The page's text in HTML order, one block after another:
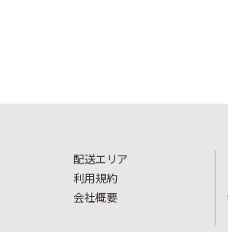
配送エリア
利用規約
会社概要